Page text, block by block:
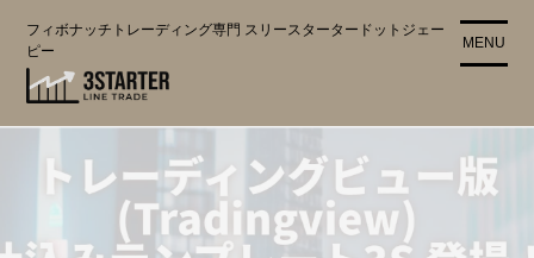
プ
フィボナッチトレーディング専門 スリースタータードットジェー
ピー
MENU